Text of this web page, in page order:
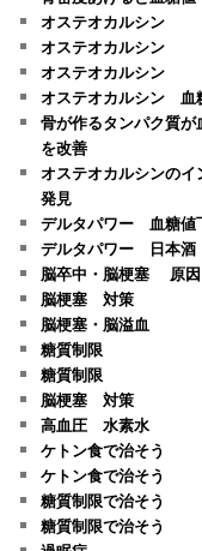
オステオカルシン
オステオカルシン
オステオカルシン
オステオカルシン 血
骨が作るタンパク質
を改善
オステオカルシンの
発見
デルタパワー 血糖値
デルタパワー 日本
脳卒中・脳梗塞 原因
脳梗塞 対策
脳梗塞・脳溢血
糖質制限
糖質制限
脳梗塞 対策
高血圧 水素水
ケトン食で治そう
ケトン食で治そう
糖質制限で治そう
糖質制限で治そう